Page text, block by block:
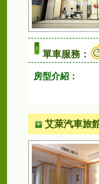
單車服務：
房型介紹：
艾萊汽車旅